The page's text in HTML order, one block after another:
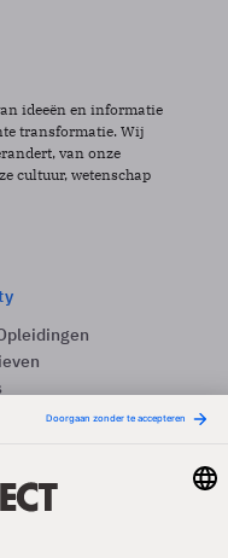
ideeën en informatie
transformatie. Wij
van onze
cultuur, wetenschap